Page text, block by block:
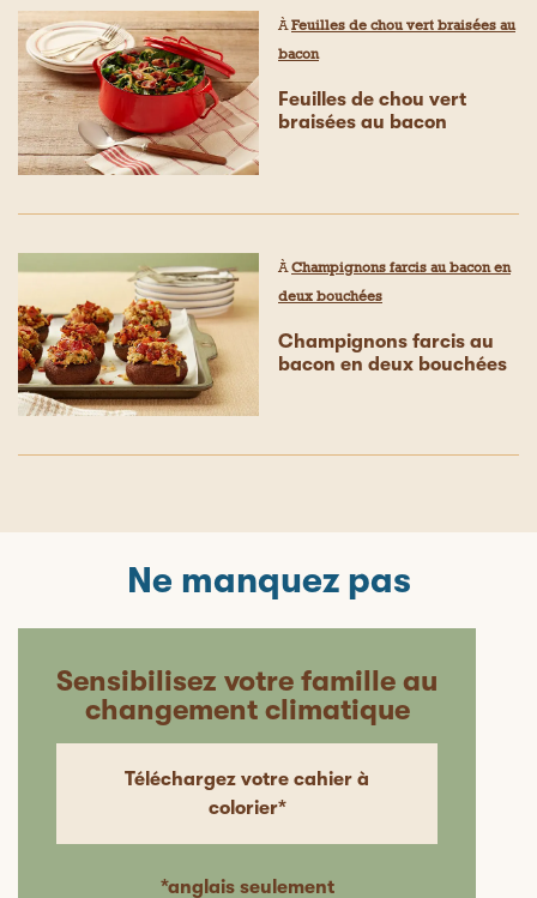
ÀFeuilles de chou vert braisées au
bacon
Feuilles de chou vert
braisées au bacon
À Champignons farcis au bacon en
deux bouchées
Champignons farcis au
bacon en deux bouchées
Ne manquez pas
Sensibilisez votre famille au
changement climatique
Téléchargez votre cahier à
colorier*
*anglais seulement